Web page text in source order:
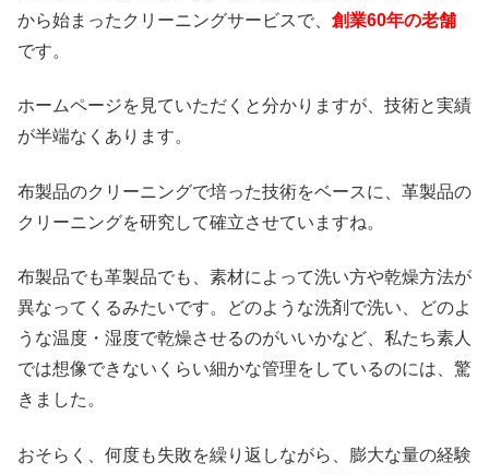
から始まったクリーニングサービスで、 創業60年の老舗
です。
ホームページを見ていただくと分かりますが、技術と実績
が半端なくあります。
布製品のクリーニングで培った技術をベースに、革製品の
クリーニングを研究して確立させていますね。
布製品でも革製品でも、素材によって洗い方や乾燥方法が
異なってくるみたいです。どのような洗剤で洗い、どのよ
うな温度・湿度で乾燥させるのがいいかなど、私たち素人
では想像できないくらい細かな管理をしているのには、驚
きました。
おそらく、何度も失敗を繰り返しながら、膨大な量の経験